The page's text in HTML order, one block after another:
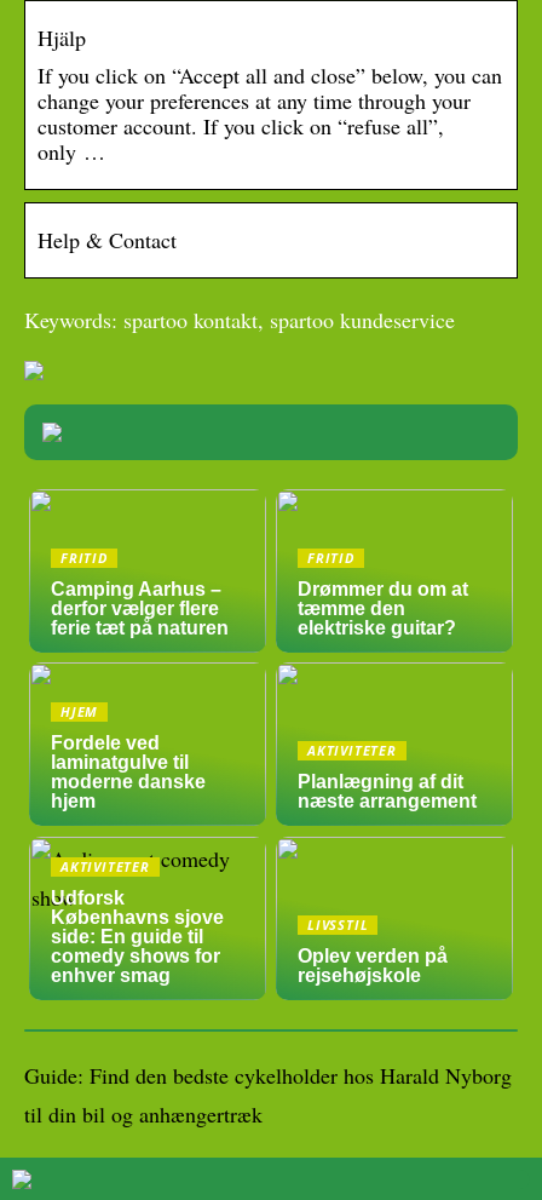
Hjälp
If you click on “Accept all and close” below, you can
change your preferences at any time through your
customer account. If you click on “refuse all”,
only …
Help & Contact
Keywords: spartoo kontakt, spartoo kundeservice
FRITID
Camping Aarhus –
derfor vælger flere
ferie tæt på naturen
FRITID
Drømmer du om at
tæmme den
elektriske guitar?
HJEM
Fordele ved
laminatgulve til
moderne danske
hjem
AKTIVITETER
Planlægning af dit
næste arrangement
AKTIVITETER
Udforsk
Københavns sjove
side: En guide til
comedy shows for
enhver smag
LIVSSTIL
Oplev verden på
rejsehøjskole
Guide: Find den bedste cykelholder hos Harald Nyborg
til din bil og anhængertræk